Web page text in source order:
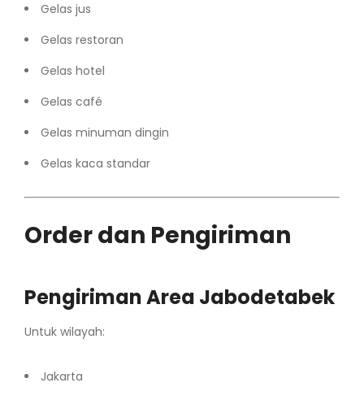
Gelas jus
Gelas restoran
Gelas hotel
Gelas café
Gelas minuman dingin
Gelas kaca standar
Order dan Pengiriman
Pengiriman Area Jabodetabek
Untuk wilayah:
Jakarta